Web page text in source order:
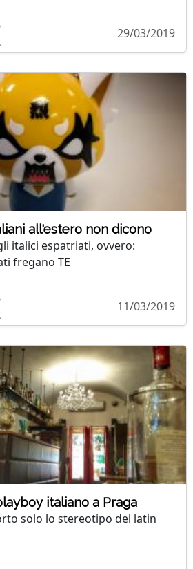
29/03/2019
all'estero non dicono
italici espatriati, ovvero:
fregano TE
11/03/2019
italiano a Praga
solo lo stereotipo del latin